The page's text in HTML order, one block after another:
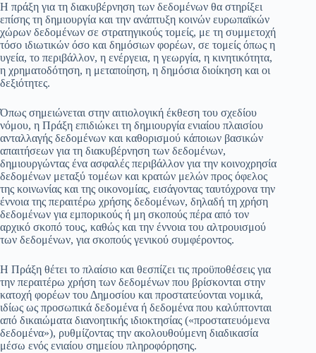
Η πράξη για τη διακυβέρνηση των δεδομένων θα στηρίξει
επίσης τη δημιουργία και την ανάπτυξη κοινών ευρωπαϊκών
χώρων δεδομένων σε στρατηγικούς τομείς, με τη συμμετοχή
τόσο ιδιωτικών όσο και δημόσιων φορέων, σε τομείς όπως η
υγεία, το περιβάλλον, η ενέργεια, η γεωργία, η κινητικότητα,
η χρηματοδότηση, η μεταποίηση, η δημόσια διοίκηση και οι
δεξιότητες.
Όπως σημειώνεται στην αιτιολογική έκθεση του σχεδίου
νόμου, η Πράξη επιδιώκει τη δημιουργία ενιαίου πλαισίου
ανταλλαγής δεδομένων και καθορισμού κάποιων βασικών
απαιτήσεων για τη διακυβέρνηση των δεδομένων,
δημιουργώντας ένα ασφαλές περιβάλλον για την κοινοχρησία
δεδομένων μεταξύ τομέων και κρατών μελών προς όφελος
της κοινωνίας και της οικονομίας, εισάγοντας ταυτόχρονα την
έννοια της περαιτέρω χρήσης δεδομένων, δηλαδή τη χρήση
δεδομένων για εμπορικούς ή μη σκοπούς πέρα από τον
αρχικό σκοπό τους, καθώς και την έννοια του αλτρουισμού
των δεδομένων, για σκοπούς γενικού συμφέροντος.
Η Πράξη θέτει το πλαίσιο και θεσπίζει τις προϋποθέσεις για
την περαιτέρω χρήση των δεδομένων που βρίσκονται στην
κατοχή φορέων του Δημοσίου και προστατεύονται νομικά,
ιδίως ως προσωπικά δεδομένα ή δεδομένα που καλύπτονται
από δικαιώματα διανοητικής ιδιοκτησίας («προστατευόμενα
δεδομένα»), ρυθμίζοντας την ακολουθούμενη διαδικασία
μέσω ενός ενιαίου σημείου πληροφόρησης.